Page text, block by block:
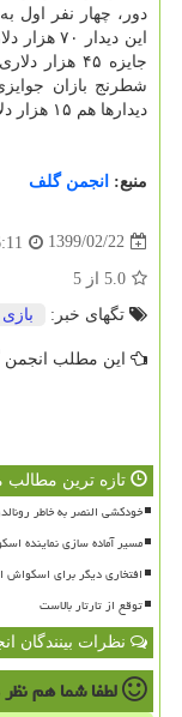
دور، چهار نفر اول
این
جایزه ۴۵
شطرنج بازان
دیدارها هم ۱۵ هزار دلار برنده خواهد شد. 255 41
منبع: انجمن گلف
1399/02/22
5.0 از 5
تگهای خبر:
بازی
این مطلب انجمن
تازه ترین مطالب
خودکشی النصر به خاطر
مسیر آماده سازی نماینده
افتخاری دیگر برای اسکواش
توقع از تارتار بالاست
نظرات بینندگان
لطفا شما هم